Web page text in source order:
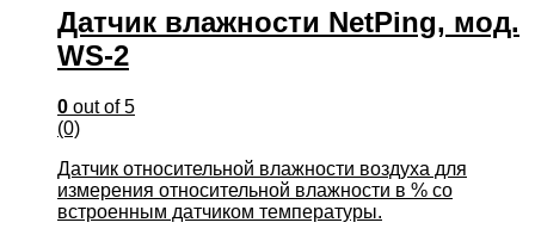
Датчик влажности NetPing, мод.
WS-2
0 out of 5
(0)
Датчик относительной влажности воздуха для
измерения относительной влажности в % со
встроенным датчиком температуры.